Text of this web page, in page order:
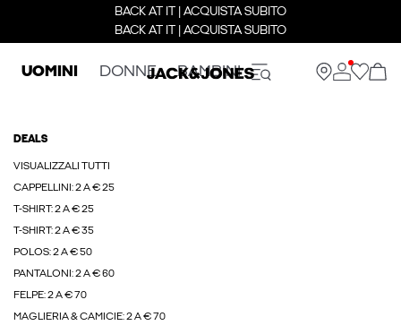
BACK AT IT | ACQUISTA SUBITO
BACK AT IT | ACQUISTA SUBITO
UOMINI DONNE BAMBINI
DEALS
VISUALIZZALI TUTTI
CAPPELLINI: 2 A € 25
T-SHIRT: 2 A € 25
T-SHIRT: 2 A € 35
POLOS: 2 A € 50
PANTALONI: 2 A € 60
FELPE: 2 A € 70
MAGLIERIA & CAMICIE: 2 A € 70